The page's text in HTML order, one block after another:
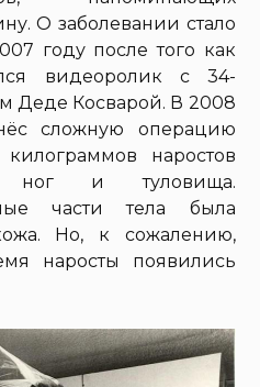
О заболевании стало
году после того как
видеоролик с 34-
Деде Косварой. В 2008
сложную операцию
наростов
и туловища.
части тела была
Но, к сожалению,
наросты появились